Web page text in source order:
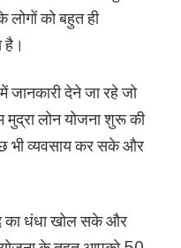
लोगों को बहुत ही
है।
जानकारी देने जा रहे जो
मुद्रा लोन योजना शुरू की
भी व्यवसाय कर सके और
का धंधा खोल सके और